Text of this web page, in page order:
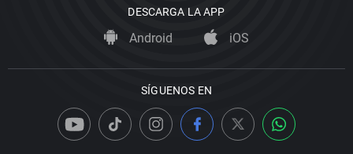
DESCARGA LA APP
Android iOS
SÍGUENOS EN